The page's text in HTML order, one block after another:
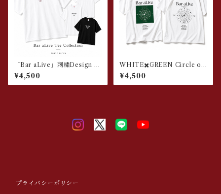
「Bar aLive」刺繍Design T
-shirt
¥4,500
WHITE✖️GREEN Circle of
Fifth T-shirt
¥4,500
プライバシーポリシー